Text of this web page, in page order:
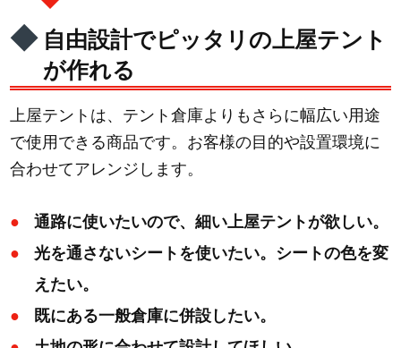
自由設計でピッタリの上屋テント
が作れる
上屋テントは、テント倉庫よりもさらに幅広い用途
で使用できる商品です。お客様の目的や設置環境に
合わせてアレンジします。
通路に使いたいので、細い上屋テントが欲しい。
光を通さないシートを使いたい。シートの色を変
えたい。
既にある一般倉庫に併設したい。